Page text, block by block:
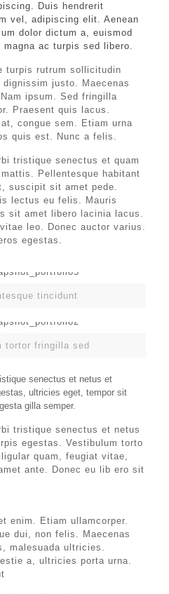
Duis hendrerit
vel, adipiscing elit. Aenean
dolor dictum a, euismod
ac turpis sed libero.
turpis rutrum sollicitudin
justo. Maecenas
ipsum. Sed fringilla
Praesent quis lacus.
congue sem. Etiam urna
quis est. Nunc a felis.
tristique senectus et quam
Pellentesque habitant
suscipit sit amet pede.
lectus eu felis. Mauris
sit amet libero lacinia lacus.
leo. Donec auctor varius.
egestas.
tincidunt
tortor fringilla sed
senectus et netus et
ultricies eget, tempor sit
gilla semper.
tristique senectus et netus
egestas. Vestibulum torto
quam, feugiat vitae,
ante. Donec eu lib ero sit
enim. Etiam ullamcorper.
dui, non felis. Maecenas
malesuada ultricies.
a, ultricies porta urna.